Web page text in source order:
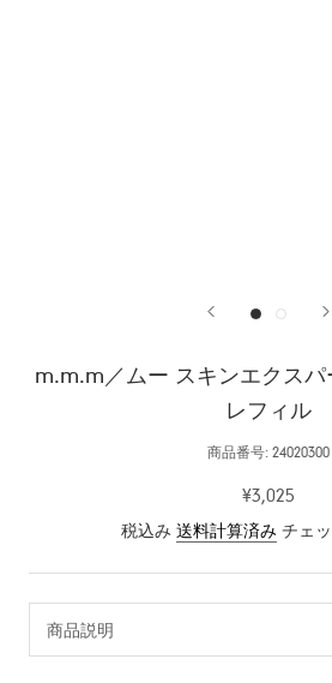
m.m.m／ムー スキンエクス
レフィル
商品番号: 24020300
¥3,025
税込み 送料計算済み チェ
商品説明